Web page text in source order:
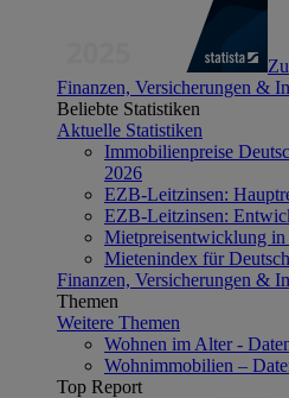
Finanzen, Versicherungen &
Beliebte Statistiken
Aktuelle Statistiken
Immobilienpreise
2026
EZB-Leitzinsen:
EZB-Leitzinsen:
Mietpreisentwicklung
Mietenindex für
Finanzen, Versicherungen &
Themen
Weitere Themen
Wohnen im Alter -
Wohnimmobilien –
Top Report